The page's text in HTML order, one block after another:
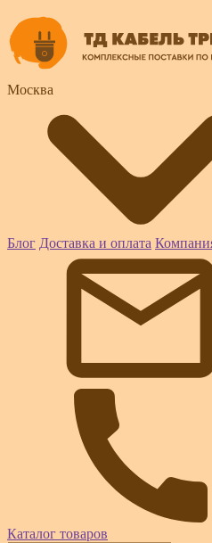
Москва
Блог Доставка и оплата
Каталог товаров